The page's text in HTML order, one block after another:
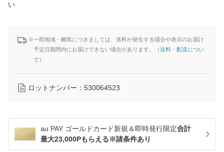
い
※一部地域・離島につきましては、送料が発生する場合や表示のお届け
予定日期間内にお届けできない場合があります。（送料・配送につい
て ）
ロットナンバー： 530064523
au PAY ゴールドカード新規＆即時発行限定合計
最大23,000Pもらえる※諸条件あり